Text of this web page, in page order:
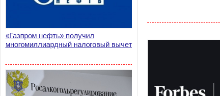
«Газпром нефть» получил
многомиллиардный налоговый вычет